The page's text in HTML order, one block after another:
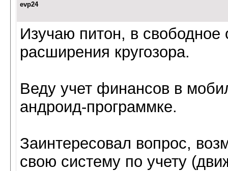
evp24
Изучаю питон, в
расширения кругозора.
Веду учет финансов в
андроид-программке.
Заинтересовал вопрос,
свою систему по учету